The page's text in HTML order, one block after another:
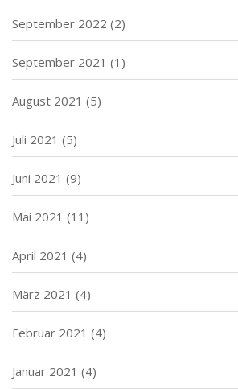
September 2022 (2)
September 2021 (1)
August 2021 (5)
Juli 2021 (5)
Juni 2021 (9)
Mai 2021 (11)
April 2021 (4)
März 2021 (4)
Februar 2021 (4)
Januar 2021 (4)